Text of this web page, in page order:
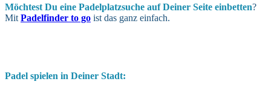
Möchtest Du eine Padel­platz­suche auf Deiner Seite ein­betten?
MitPadelfinder to go ist das ganz einfach.
Padel spielen in Deiner Stadt: